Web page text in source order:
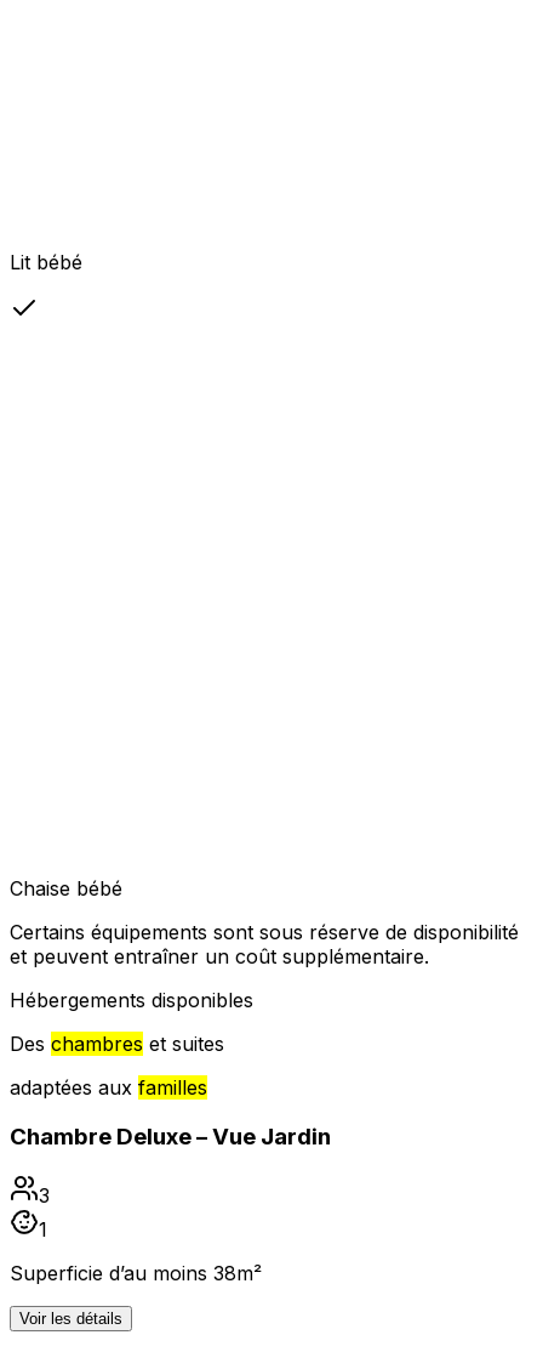
Lit bébé
Chaise bébé
Certains équipements sont sous réserve de disponibilité
et peuvent entraîner un coût supplémentaire.
Hébergements disponibles
Des chambres et suites
adaptées aux familles
Chambre Deluxe – Vue Jardin
3
1
Superficie d’au moins 38m²
Voir les détails